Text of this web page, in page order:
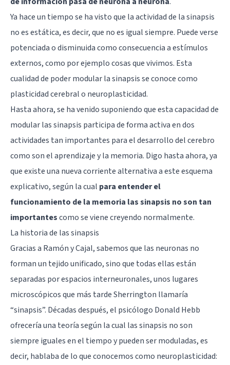
Ya hace un tiempo se ha visto que la actividad de la sinapsis
no es estática, es decir, que no es igual siempre. Puede verse
potenciada o disminuida como consecuencia a estímulos
externos, como por ejemplo cosas que vivimos. Esta
cualidad de poder modular la sinapsis se conoce como
plasticidad cerebralo neuroplasticidad.
Hasta ahora, se ha venido suponiendo que esta capacidad de
modular las sinapsis participa de forma activa en dos
actividades tan importantes para el desarrollo del cerebro
como son el aprendizaje y la memoria. Digo hasta ahora, ya
que existe una nueva corriente alternativa a este esquema
explicativo, según la cual para entender el
funcionamiento de la memoria las sinapsis no son tan
importantescomo se viene creyendo normalmente.
La historia de las sinapsis
Gracias a Ramón y Cajal, sabemos que las neuronas no
forman un tejido unificado, sino que todas ellas están
separadas por espacios interneuronales, unos lugares
microscópicos que más tarde Sherrington llamaría
“sinapsis”. Décadas después, el psicólogo Donald Hebb
ofrecería una teoría según la cual las sinapsis no son
siempre iguales en el tiempo y pueden ser moduladas, es
decir, hablaba de lo que conocemos como neuroplasticidad: